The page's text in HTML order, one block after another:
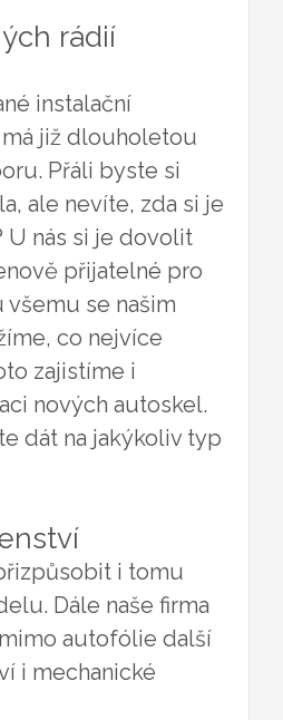
rádií
instalační
již dlouholetou
Přáli byste si
ale nevíte, zda si je
nás si je dovolit
přijatelné pro
všemu se našim
co nejvíce
zajistíme i
nových autoskel.
dát na jakýkoliv typ
i tomu
Dále naše firma
autofólie další
i mechanické